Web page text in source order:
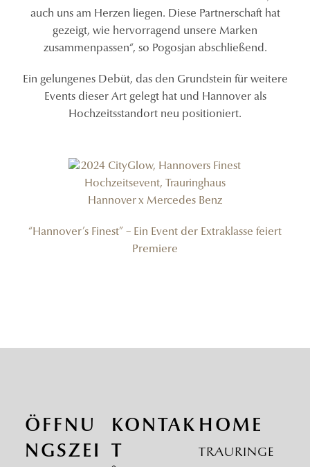
auch uns am Herzen liegen. Diese Partnerschaft hat
gezeigt, wie hervorragend unsere Marken
zusammenpassen“, so Pogosjan abschließend.
Ein gelungenes Debüt, das den Grundstein für weitere
Events dieser Art gelegt hat und Hannover als
Hochzeitsstandort neu positioniert.
“Hannover’s Finest” – Ein Event der Extraklasse feiert
Premiere
HOME
Trauringe
KONTAK
T
ÖFFNU
NGSZEI